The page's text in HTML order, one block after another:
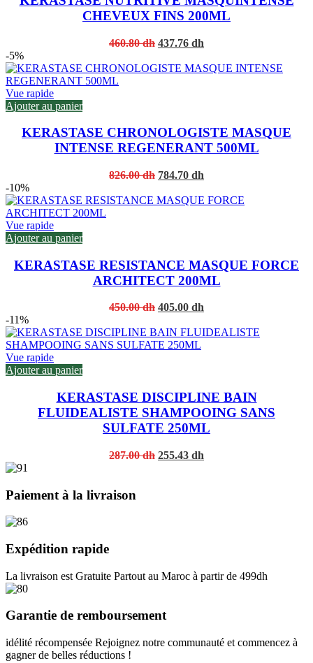
CHEVEUX FINS 200ML
460.80dh Original
was:
437.76 dh
is:
-5%
Vue rapide
Ajouter au panier
KERASTASE CHRONOLOGISTE MASQUE
INTENSE REGENERANT 500ML
826.00dh Original
was:
784.70 dh
is:
-10%
Vue rapide
Ajouter au panier
KERASTASE RESISTANCE MASQUE FORCE
ARCHITECT 200ML
450.00dh Original
was:
450.00 dh.
405.00 dh
is:
-11%
Vue rapide
Ajouter au panier
KERASTASE DISCIPLINE BAIN
FLUIDEALISTE SHAMPOOING SANS
SULFATE 250ML
287.00dh Original
255.43 dh
Paiement à la livraison
Expédition rapide
La livraison est Gratuite Partout au Maroc à partir de 499dh
Garantie de remboursement
idélité récompensée Rejoignez notre communauté et commencez à
gagner de belles réductions !